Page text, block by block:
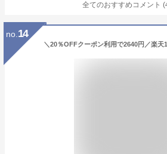
全てのおすすめコメント (
no. 14